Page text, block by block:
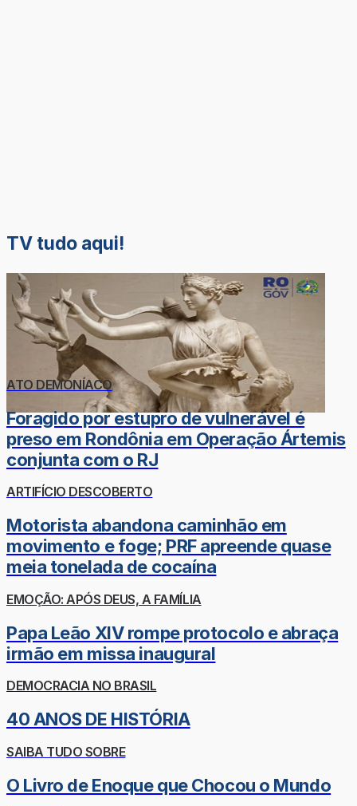
TV tudo aqui!
ATO DEMONÍACO
Foragido por estupro de vulnerável é
preso em Rondônia em Operação Ártemis
conjunta com o RJ
ARTIFÍCIO DESCOBERTO
Motorista abandona caminhão em
movimento e foge; PRF apreende quase
meia tonelada de cocaína
EMOÇÃO: APÓS DEUS, A FAMÍLIA
Papa Leão XIV rompe protocolo e abraça
irmão em missa inaugural
DEMOCRACIA NO BRASIL
40 ANOS DE HISTÓRIA
SAIBA TUDO SOBRE
O Livro de Enoque que Chocou o Mundo